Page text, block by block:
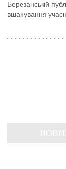
Березанській
вшанування